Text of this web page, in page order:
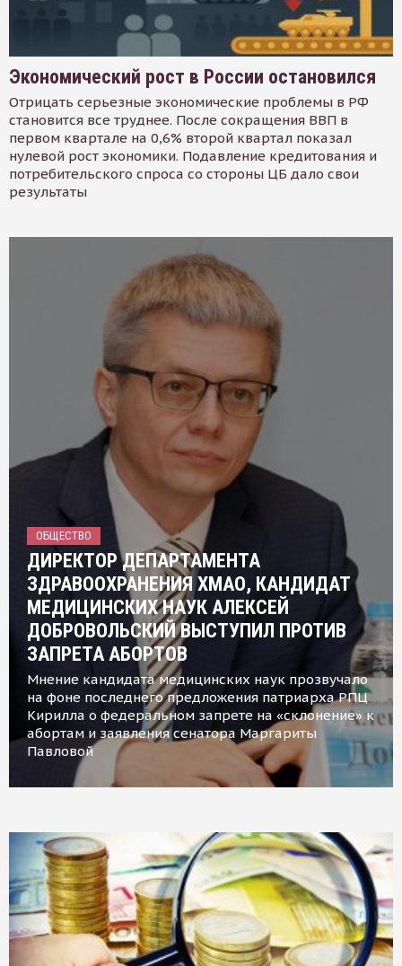
Экономический рост в России остановился
Отрицать серьезные экономические проблемы в РФ
становится все труднее. После сокращения ВВП в
первом квартале на 0,6% второй квартал показал
нулевой рост экономики. Подавление кредитования и
потребительского спроса со стороны ЦБ дало свои
результаты
ОБЩЕСТВО
ДИРЕКТОР ДЕПАРТАМЕНТА
ЗДРАВООХРАНЕНИЯ ХМАО, КАНДИДАТ
МЕДИЦИНСКИХ НАУК АЛЕКСЕЙ
ДОБРОВОЛЬСКИЙ ВЫСТУПИЛ ПРОТИВ
ЗАПРЕТА АБОРТОВ
Мнение кандидата медицинских наук прозвучало
на фоне последнего предложения патриарха РПЦ
Кирилла о федеральном запрете на «склонение» к
абортам и заявления сенатора Маргариты
Павловой